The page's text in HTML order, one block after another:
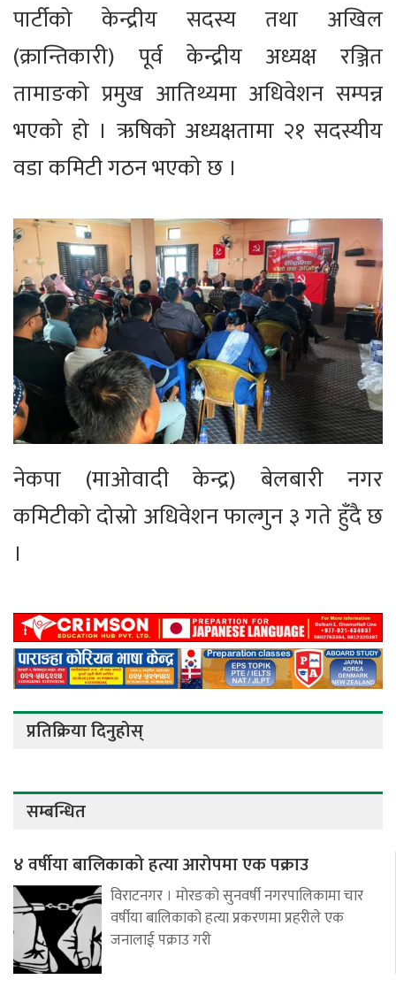
पार्टीको केन्द्रीय सदस्य तथा अखिल
(क्रान्तिकारी) पूर्व केन्द्रीय अध्यक्ष रञ्जित
तामाङको प्रमुख आतिथ्यमा अधिवेशन सम्पन्न
भएको हो । ऋषिको अध्यक्षतामा २१ सदस्यीय
वडा कमिटी गठन भएको छ ।
नेकपा (माओवादी केन्द्र) बेलबारी नगर
कमिटीको दोस्रो अधिवेशन फाल्गुन ३ गते हुँदै छ
।
प्रतिक्रिया दिनुहोस्
सम्बन्धित
४ वर्षीया बालिकाको हत्या आरोपमा एक पक्राउ
विराटनगर । मोरङको सुनवर्षी नगरपालिकामा चार
वर्षीया बालिकाको हत्या प्रकरणमा प्रहरीले एक
जनालाई पक्राउ गरी